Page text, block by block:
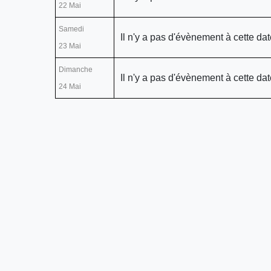
22 Mai
Samedi
23 Mai
Il n'y a pas d'évènement à cette
Dimanche
24 Mai
Il n'y a pas d'évènement à cette